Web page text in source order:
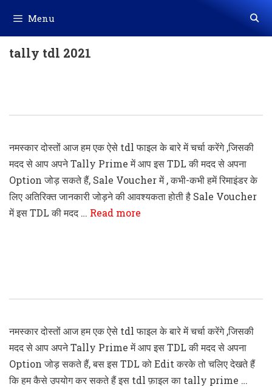
content
Menu
tally tdl 2021
नमस्कार दोस्तों आज हम एक ऐसे tdl फाइल के बारे में चर्चा करेंगे ,जिसकी
मदद से आप अपने Tally Prime में आप इस TDL की मदद से अपना
Option जोड़ सकते हैं, Sale Voucher में , कभी-कभी हमें रिमाइंडर के
लिए अतिरिक्त जानकारी जोड़ने की आवश्यकता होती है Sale Voucher
में इस TDL की मदद … Read more
नमस्कार दोस्तों आज हम एक ऐसे tdl फाइल के बारे में चर्चा करेंगे ,जिसकी
मदद से आप अपने Tally Prime में आप इस TDL की मदद से अपना
Option जोड़ सकते हैं, बस इस TDL को Edit करके तो चलिए देखते हैं
कि हम कैसे उपयोग कर सकते हैं इस tdl फ़ाइल का tally prime …